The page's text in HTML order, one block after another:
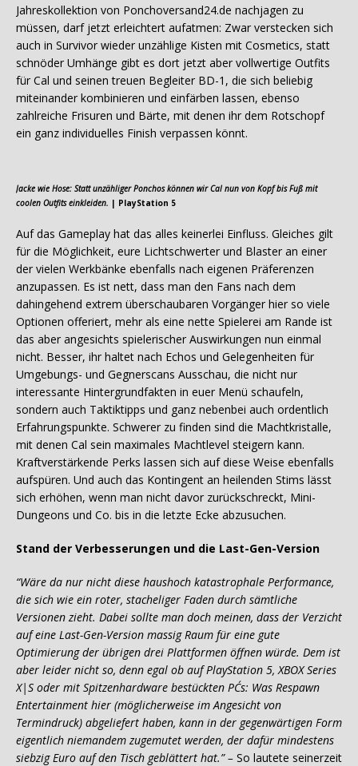
Jahreskollektion von Ponchoversand24.de nachjagen zu
müssen, darf jetzt erleichtert aufatmen: Zwar verstecken sich
auch in Survivor wieder unzählige Kisten mit Cosmetics, statt
schnöder Umhänge gibt es dort jetzt aber vollwertige Outfits
für Cal und seinen treuen Begleiter BD-1, die sich beliebig
miteinander kombinieren und einfärben lassen, ebenso
zahlreiche Frisuren und Bärte, mit denen ihr dem Rotschopf
ein ganz individuelles Finish verpassen könnt.
Jacke wie Hose: Statt unzähliger Ponchos können wir Cal nun von Kopf bis Fuß mit
coolen Outfits einkleiden. | PlayStation 5
Auf das Gameplay hat das alles keinerlei Einfluss. Gleiches gilt
für die Möglichkeit, eure Lichtschwerter und Blaster an einer
der vielen Werkbänke ebenfalls nach eigenen Präferenzen
anzupassen. Es ist nett, dass man den Fans nach dem
dahingehend extrem überschaubaren Vorgänger hier so viele
Optionen offeriert, mehr als eine nette Spielerei am Rande ist
das aber angesichts spielerischer Auswirkungen nun einmal
nicht. Besser, ihr haltet nach Echos und Gelegenheiten für
Umgebungs- und Gegnerscans Ausschau, die nicht nur
interessante Hintergrundfakten in euer Menü schaufeln,
sondern auch Taktiktipps und ganz nebenbei auch ordentlich
Erfahrungspunkte. Schwerer zu finden sind die Machtkristalle,
mit denen Cal sein maximales Machtlevel steigern kann.
Kraftverstärkende Perks lassen sich auf diese Weise ebenfalls
aufspüren. Und auch das Kontingent an heilenden Stims lässt
sich erhöhen, wenn man nicht davor zurückschreckt, Mini-
Dungeons und Co. bis in die letzte Ecke abzusuchen.
Stand der Verbesserungen und die Last-Gen-Version
“Wäre da nur nicht diese haushoch katastrophale Performance,
die sich wie ein roter, stacheliger Faden durch sämtliche
Versionen zieht. Dabei sollte man doch meinen, dass der Verzicht
auf eine Last-Gen-Version massig Raum für eine gute
Optimierung der übrigen drei Plattformen öffnen würde. Dem ist
aber leider nicht so, denn egal ob auf PlayStation 5, XBOX Series
X|S oder mit Spitzenhardware bestückten PC´s: Was Respawn
Entertainment hier (möglicherweise im Angesicht von
Termindruck) abgeliefert haben, kann in der gegenwärtigen Form
eigentlich niemandem zugemutet werden, der dafür mindestens
siebzig Euro auf den Tisch geblättert hat.” – So lautete seinerzeit